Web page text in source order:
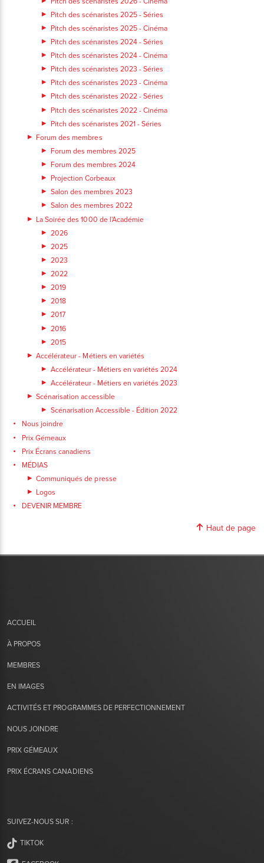
Pitch des scénaristes 2025 - Séries
Pitch des scénaristes 2025 - Cinéma
Pitch des scénaristes 2024 - Séries
Pitch des scénaristes 2024 - Cinéma
Pitch des scénaristes 2023 - Séries
Pitch des scénaristes 2023 - Cinéma
Pitch des scénaristes 2022 - Séries
Pitch des scénaristes 2022 - Cinéma
Pitch des scénaristes 2021 - Séries
Forum des membres
Forum des membres 2025
Forum des membres 2024
Projection Corbeaux
Salon des membres 2023
Salon des membres 2022
La Soirée des 1000 de l'Académie
2026
2025
2023
2022
2019
2018
2017
2016
2015
Accélérateur - Métiers en variétés
Accélérateur - Métiers en variétés 2024
Accélérateur - Métiers en variétés 2023
Scénarisation accessible
Scénarisation Accessible - Édition 2022
Nous joindre
Prix Gémeaux
Prix Écrans canadiens
MÉDIAS
Communiqués de presse
Logos
DEVENIR MEMBRE
Haut de page
ACCUEIL
À PROPOS
MEMBRES
EN IMAGES
ACTIVITÉS ET PROGRAMMES DE PERFECTIONNEMENT
NOUS JOINDRE
PRIX GÉMEAUX
PRIX ÉCRANS CANADIENS
SUIVEZ-NOUS SUR :
TIKTOK